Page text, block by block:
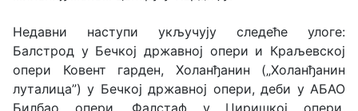
Недавни наступи укључују следеће улоге:
Балстрод у Бечкој државној опери и Краљевској
опери Ковент гарден, Холанђанин („Холанђанин
луталица”) у Бечкој државној опери, деби у АБАО
Билбао опери, Фалстаф у Циришкој опери,